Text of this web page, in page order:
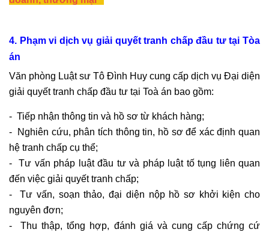
4. Phạm vi dịch vụ giải quyết tranh chấp đầu tư tại Tòa
án
Văn phòng Luật sư Tô Đình Huy cung cấp dịch vụ Đại diện
giải quyết tranh chấp đầu tư tại Toà án bao gồm:
- Tiếp nhận thông tin và hồ sơ từ khách hàng;
- Nghiên cứu, phân tích thông tin, hồ sơ để xác định quan
hệ tranh chấp cụ thể;
- Tư vấn pháp luật đầu tư và pháp luật tố tụng liên quan
đến việc giải quyết tranh chấp;
- Tư vấn, soạn thảo, đại diện nộp hồ sơ khởi kiện cho
nguyên đơn;
- Thu thập, tổng hợp, đánh giá và cung cấp chứng cứ